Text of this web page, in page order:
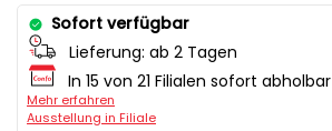
Sofort verfügbar
Lieferung: ab 2 Tagen
In 15 von 21 Filialen sofort abholbar
Mehr erfahren
Ausstellung in Filiale